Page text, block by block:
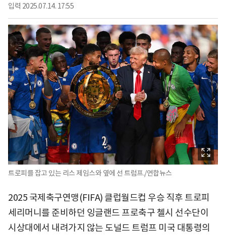
입력 2025.07.14. 17:55
트로피를 잡고 있는 리스 제임스와 옆에 선 트럼프./연합뉴스
2025 국제축구연맹(FIFA) 클럽월드컵 우승 직후 트로피
세리머니를 준비하던 잉글랜드 프로축구 첼시 선수단이
시상대에서 내려가지 않는 도널드 트럼프 미국 대통령의